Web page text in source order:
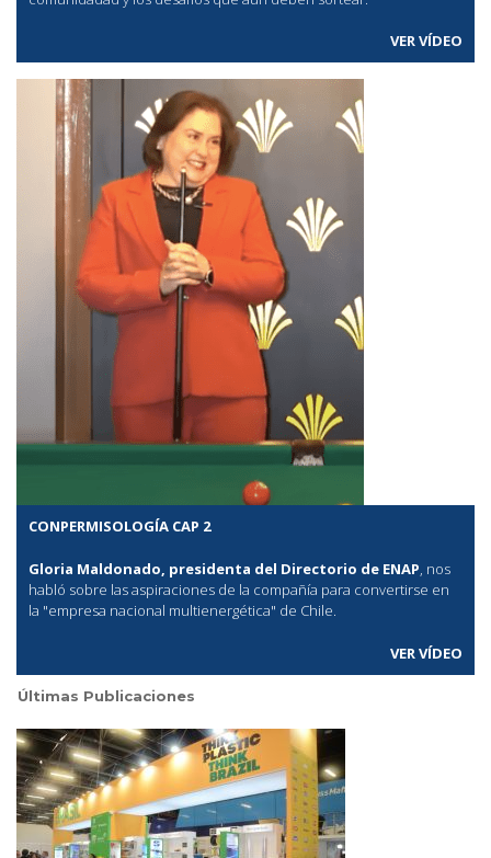
VER VÍDEO
CONPERMISOLOGÍA CAP 2
Gloria Maldonado, presidenta del Directorio de ENAP , nos
habló sobre las aspiraciones de la compañía para convertirse en
la "empresa nacional multienergética" de Chile.
VER VÍDEO
Últimas Publicaciones